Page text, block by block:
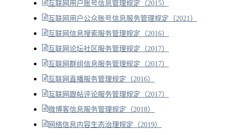
互联网用户账号信息管理规定（2015）
互联网用户公众账号信息服务管理规定（2021）
互联网信息搜索服务管理规定（2016）
互联网论坛社区服务管理规定（2017）
互联网群组信息服务管理规定（2017）
互联网直播服务管理规定（2016）
互联网跟帖评论服务管理规定（2017）
微博客信息服务管理规定（2018）
网络信息内容生态治理规定（2019）